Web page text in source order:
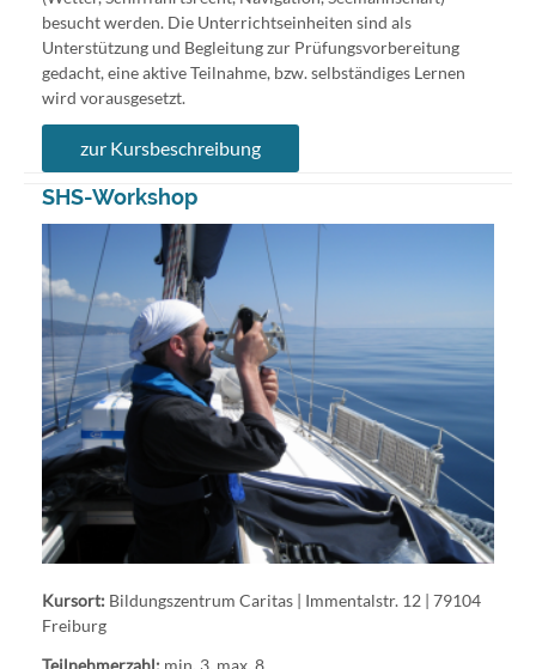
besucht werden. Die Unterrichtseinheiten sind als
Unterstützung und Begleitung zur Prüfungsvorbereitung
gedacht, eine aktive Teilnahme, bzw. selbständiges Lernen
wird vorausgesetzt.
zur Kursbeschreibung
SHS-Workshop
Kursort: Bildungszentrum Caritas | Immentalstr. 12 | 79104
Freiburg
Teilnehmerzahl: min. 3, max. 8